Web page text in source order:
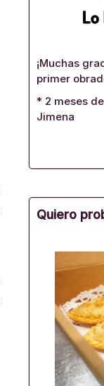
¡Muchas
primer
* 2 meses
Jimena
Quiero